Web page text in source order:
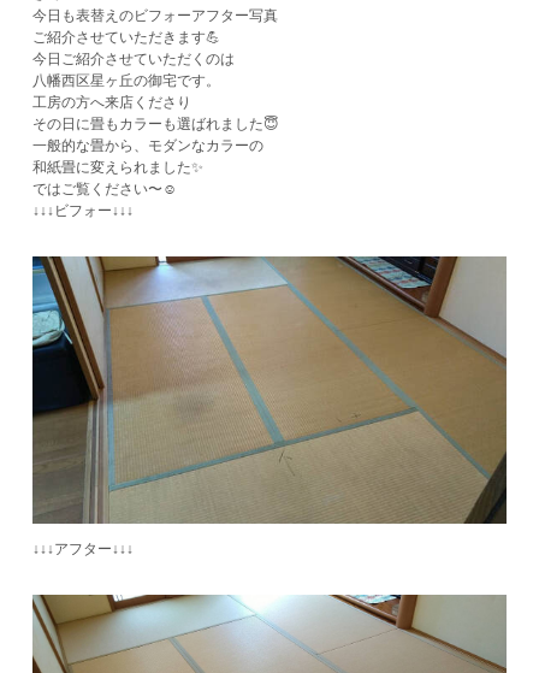
今日も表替えのビフォーアフター写真
ご紹介させていただきます💪
今日ご紹介させていただくのは
八幡西区星ヶ丘の御宅です。
工房の方へ来店くださり
その日に畳もカラーも選ばれました😇
一般的な畳から、モダンなカラーの
和紙畳に変えられました✨
ではご覧ください〜☺️
↓↓↓ビフォー↓↓↓
↓↓↓アフター↓↓↓